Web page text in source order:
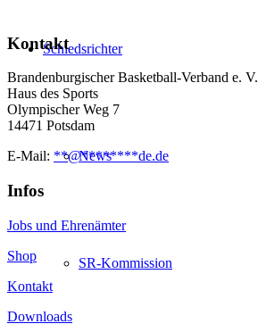
Schiedsrichter
News
SR-Kommission
Kontakt
Brandenburgischer Basketball-Verband e. V.
Haus des Sports
Olympischer Weg 7
14471 Potsdam
E-Mail: **@********de.de
Infos
Jobs und Ehrenämter
Shop
Kontakt
Downloads